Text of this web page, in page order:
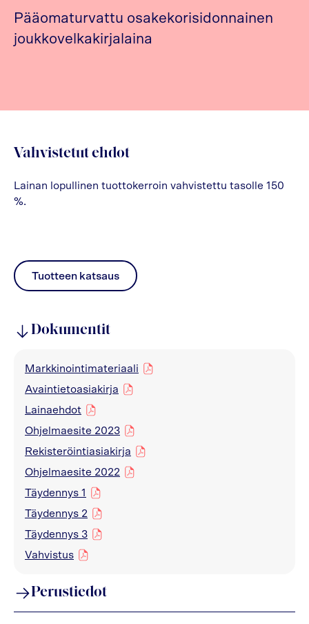
Pääomaturvattu osakekorisidonnainen
joukkovelkakirjalaina
Vahvistetut ehdot
Lainan lopullinen tuottokerroin vahvistettu tasolle 150
%.
Tuotteen katsaus
pdf
Dokumentit
Markkinointimateriaali
pdf
Avaintietoasiakirja
pdf
Lainaehdot
pdf
Ohjelmaesite 2023
pdf
Rekisteröintiasiakirja
pdf
Ohjelmaesite 2022
pdf
Täydennys 1
pdf
Täydennys 2
pdf
Täydennys 3
pdf
Vahvistus
pdf
Perustiedot